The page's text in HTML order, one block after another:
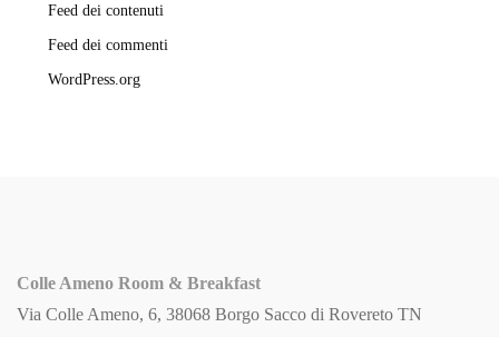
Feed dei contenuti
Feed dei commenti
WordPress.org
Colle Ameno Room & Breakfast
Via Colle Ameno, 6, 38068 Borgo Sacco di Rovereto TN